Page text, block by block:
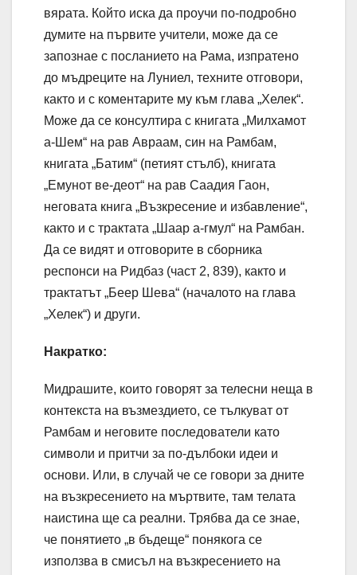
вярата. Който иска да проучи по-подробно
думите на първите учители, може да се
запознае с посланието на Рама, изпратено
до мъдреците на Луниел, техните отговори,
както и с коментарите му към глава „Хелек“.
Може да се консултира с книгата „Милхамот
а-Шем“ на рав Авраам, син на Рамбам,
книгата „Батим“ (петият стълб), книгата
„Емунот ве-деот“ на рав Саадия Гаон,
неговата книга „Възкресение и избавление“,
както и с трактата „Шаар а-гмул“ на Рамбан.
Да се видят и отговорите в сборника
респонси на Ридбаз (част 2, 839), както и
трактатът „Беер Шева“ (началото на глава
„Хелек“) и други.
Накратко:
Мидрашите, които говорят за телесни неща в
контекста на възмездието, се тълкуват от
Рамбам и неговите последователи като
символи и притчи за по-дълбоки идеи и
основи. Или, в случай че се говори за дните
на възкресението на мъртвите, там телата
наистина ще са реални. Трябва да се знае,
че понятието „в бъдеще“ понякога се
използва в смисъл на възкресението на